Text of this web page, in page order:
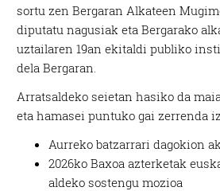
sortu zen Bergaran Alkateen
diputatu nagusiak eta Bergarako
uztailaren 19an ekitaldi publiko
dela Bergaran.
Arratsaldeko seietan hasiko da
eta hamasei puntuko gai zerrenda
Aurreko batzarrari dagokion
2026ko Baxoa azterketak
aldeko sostengu mozioa